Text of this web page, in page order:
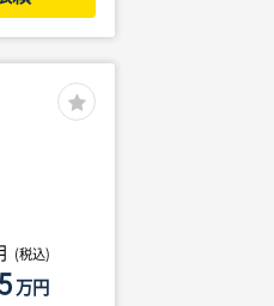
(税込)
万円